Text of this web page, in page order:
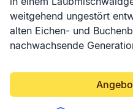
weitgehend ungestört
alten Eichen- und
nachwachsende